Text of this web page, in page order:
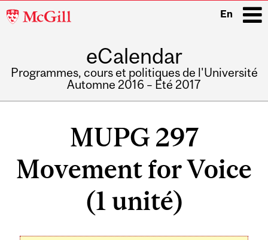
McGill
En
eCalendar
Programmes, cours et politiques de l'Université
Automne 2016 – Été 2017
MUPG 297
Movement for Voice
(1 unité)